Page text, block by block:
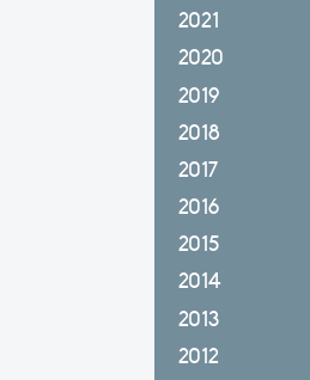
2021
2020
2019
2018
2017
2016
2015
2014
2013
2012